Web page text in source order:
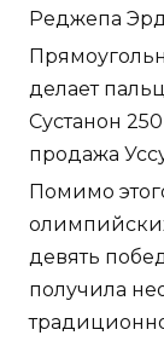
Реджепа
делает
Сустанон
продажа
Помимо
девять
получила